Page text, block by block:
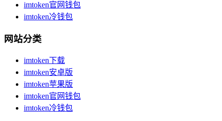
imtoken官网钱包
imtoken冷钱包
网站分类
imtoken下载
imtoken安卓版
imtoken苹果版
imtoken官网钱包
imtoken冷钱包